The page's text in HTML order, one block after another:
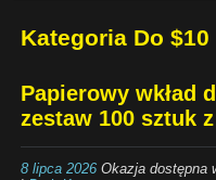
Kategoria Do $10
Papierowy wkład
zestaw 100 sztuk
8 lipca 2026Okazja dostępna